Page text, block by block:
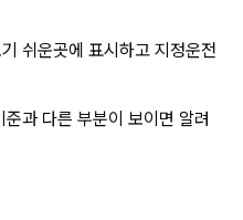
쉬운곳에 표시하고 지정운전
과 다른 부분이 보이면 알려